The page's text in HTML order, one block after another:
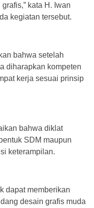
kata H. Iwan
kegiatan tersebut.
bahwa setelah
diharapkan kompeten
kerja sesuai prinsip
bahwa diklat
SDM maupun
keterampilan.
dapat memberikan
desain grafis muda